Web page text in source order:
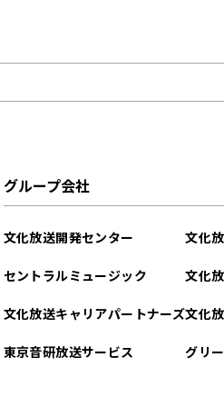
グループ会社
文化放送開発センター
セントラルミュージック
文化放送キャリアパートナーズ
東京音研放送サービス
文化
文化
文化
グリ